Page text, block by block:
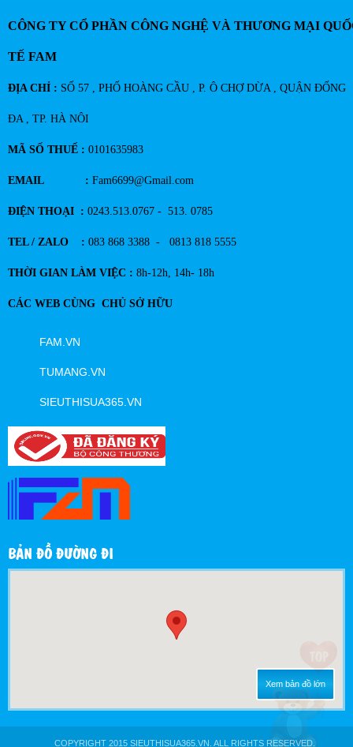
CÔNG TY CỔ PHẦN CÔNG NGHỆ VÀ THƯƠNG MẠI
TẾ FAM
ĐỊA CHỈ : SỐ 57 , PHỐ HOÀNG CẦU , P. Ô CHỢ DỪA , QUẬN ĐỐNG
ĐA , TP. HÀ NÔI
MÃ SỐ THUẾ : 0101635983
EMAIL : Fam6699@Gmail.com
ĐIỆN THOẠI : 0243.513.0767 - 513. 0785
TEL / ZALO : 083 868 3388 - 0813 818 5555
THỜI GIAN LÀM VIỆC : 8h-12h, 14h- 18h
CÁC WEB CÙNG CHỦ SỞ HỮU
FAM.VN
TUMANG.VN
SIEUTHISUA365.VN
BẢN ĐỒ ĐƯỜNG ĐI
Xem bản đồ lớn
COPYRIGHT 2015 SIEUTHISUA365.VN. ALL RIGHTS RESERVED.